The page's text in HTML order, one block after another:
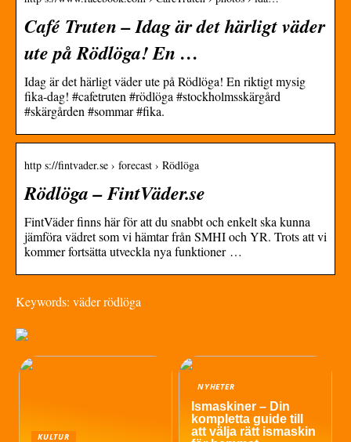
Café Truten – Idag är det härligt väder
ute på Rödlöga! En …
Idag är det härligt väder ute på Rödlöga! En riktigt mysig
fika-dag! #cafetruten #rödlöga #stockholmsskärgård
#skärgården #sommar #fika.
http s://fintvader.se › forecast › Rödlöga
Rödlöga – FintVäder.se
FintVäder finns här för att du snabbt och enkelt ska kunna
jämföra vädret som vi hämtar från SMHI och YR. Trots att vi
kommer fortsätta utveckla nya funktioner …
Keywords: väder rödlöga
KULTUR
NYHETER
Ismaskiner – Din
kompletta guide till
att välja rätt ismaskin